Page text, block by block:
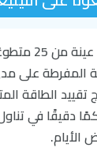
درس باحثون
في تناول
الأيام.